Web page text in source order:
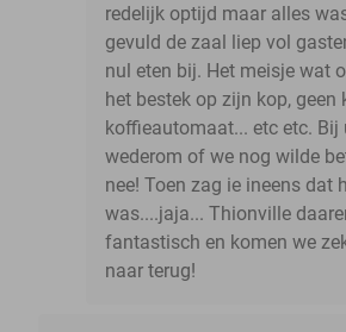
redelijk optijd maar alles
gevuld de zaal liep vol
nul eten bij. Het meisje wat
het bestek op zijn kop, geen
koffieautomaat... etc etc. Bij
wederom of we nog wilde
nee! Toen zag ie ineens dat
was....jaja... Thionville
fantastisch en komen we
naar terug!